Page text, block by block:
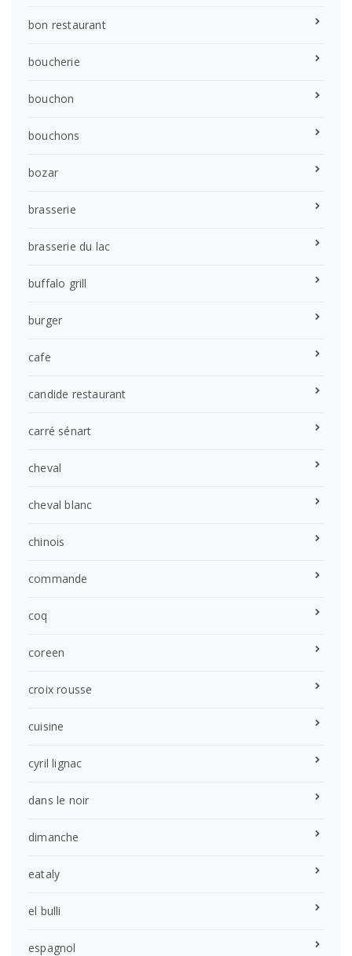
bon restaurant
boucherie
bouchon
bouchons
bozar
brasserie
brasserie du lac
buffalo grill
burger
cafe
candide restaurant
carré sénart
cheval
cheval blanc
chinois
commande
coq
coreen
croix rousse
cuisine
cyril lignac
dans le noir
dimanche
eataly
el bulli
espagnol